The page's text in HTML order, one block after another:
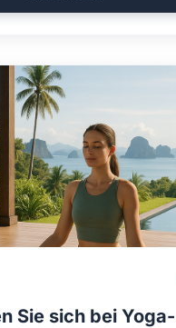
Sie sich bei Yoga-